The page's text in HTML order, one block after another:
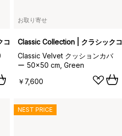
コレクション
お取り寄せ
Classic Collection | クラシック
Classic Velvet クッションカバ
ー 50x50 cm, Green
￥7,600
NEST PRICE